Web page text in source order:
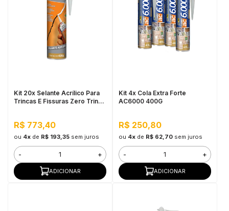
Kit 20x Selante Acrílico Para
Trincas E Fissuras Zero Trinca
R$ 773,40
ou 4xde R$ 193,35 sem juros
- +
ADICIONAR
Kit 4x Cola Extra Forte
AC6000 400G
R$ 250,80
ou 4xde R$ 62,70 sem juros
- +
ADICIONAR